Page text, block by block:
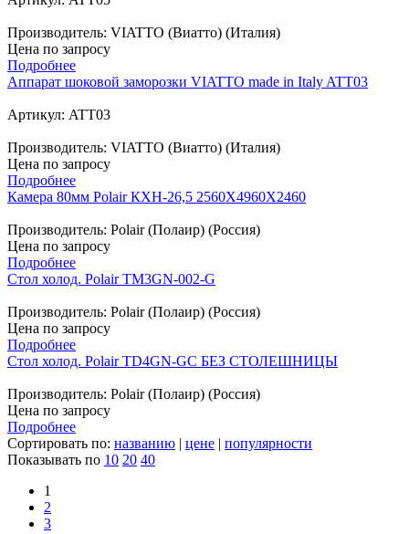
Производитель: VIATTO (Виатто) (Италия)
Цена по запросу
Подробнее
Аппарат шоковой заморозки VIATTO made in Italy ATT03
Артикул: ATT03
Производитель: VIATTO (Виатто) (Италия)
Цена по запросу
Подробнее
Камера 80мм Polair КХН-26,5 2560Х4960Х2460
Производитель: Polair (Полаир) (Россия)
Цена по запросу
Подробнее
Стол холод. Polair TM3GN-002-G
Производитель: Polair (Полаир) (Россия)
Цена по запросу
Подробнее
Стол холод. Polair TD4GN-GC БЕЗ СТОЛЕШНИЦЫ
Производитель: Polair (Полаир) (Россия)
Цена по запросу
Подробнее
Сортировать по: названию | цене | популярности
Показывать по 10 20 40
1
2
3